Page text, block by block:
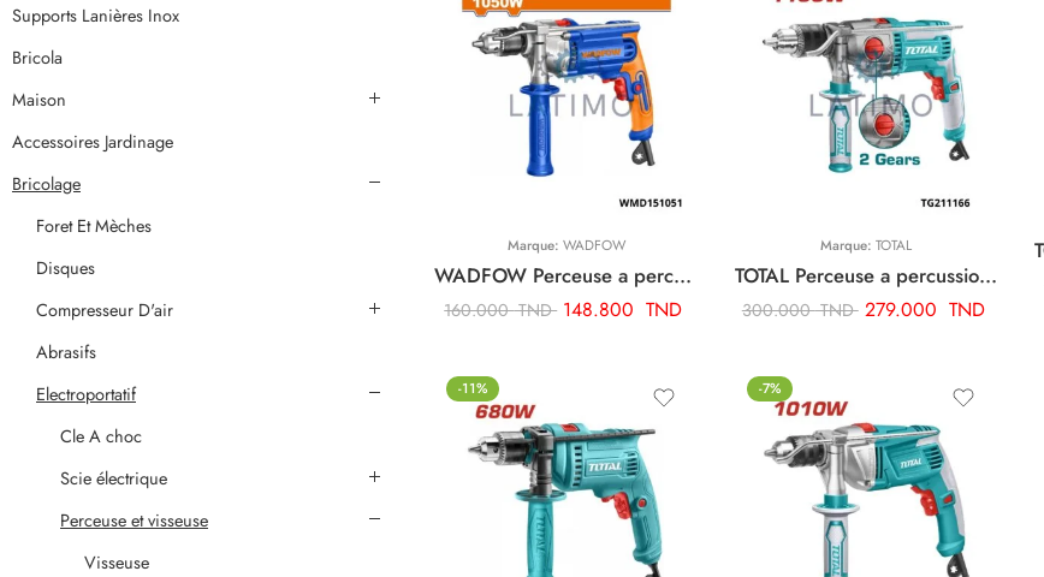
Marque: WADFOW
WADFOW Perceuse a percussion 1050w WMD151051
160.000TND 148.800 TND
Marque:TOTAL
TOTAL Perceuse a percussion 1100w 16mm + charbon TG211166
300.000TND 279.000 TND
-11% -7%
Supports Lanières Inox
Bricola
Maison
Accessoires Jardinage
Bricolage
Foret Et Mèches
Disques
Compresseur D'air
Abrasifs
Electroportatif
Cle A choc
Scie électrique
Perceuse et visseuse
Visseuse